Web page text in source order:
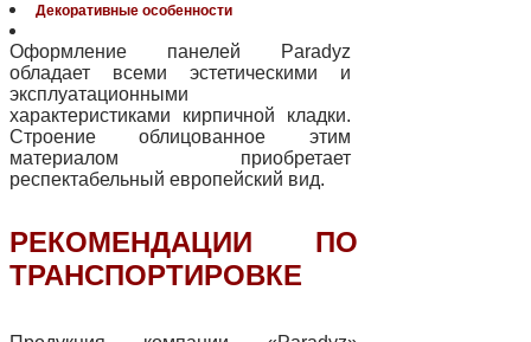
Декоративные особенности
Оформление панелей Paradyz
обладает всеми эстетическими и
эксплуатационными
характеристиками кирпичной кладки.
Строение облицованное этим
материалом приобретает
респектабельный европейский вид.
РЕКОМЕНДАЦИИ ПО
ТРАНСПОРТИРОВКЕ